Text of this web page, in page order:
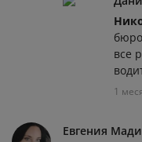
все
1
Евгения Мади